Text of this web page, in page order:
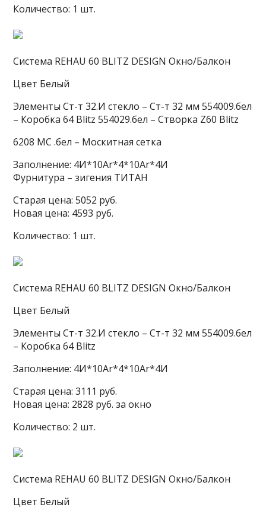
Количество: 1 шт.
Система REHAU 60 BLITZ DESIGN Окно/Балкон
Цвет Белый
Элементы Ст-т 32.И стекло – Ст-т 32 мм 554009.бел
– Коробка 64 Blitz 554029.бел – Cтворка Z60 Blitz
6208 МС .бел – Москитная сетка
Заполнение: 4И*10Ar*4*10Ar*4И
Фурнитура – зигения ТИТАН
Старая цена: 5052 руб.
Новая цена: 4593 руб.
Количество: 1 шт.
Система REHAU 60 BLITZ DESIGN Окно/Балкон
Цвет Белый
Элементы Ст-т 32.И стекло – Ст-т 32 мм 554009.бел
– Коробка 64 Blitz
Заполнение: 4И*10Ar*4*10Ar*4И
Старая цена: 3111 руб.
Новая цена: 2828 руб. за окно
Количество: 2 шт.
Система REHAU 60 BLITZ DESIGN Окно/Балкон
Цвет Белый